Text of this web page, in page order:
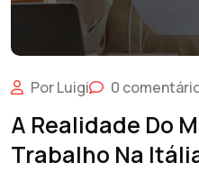
Por Luigi 0
A Realidade Do
Trabalho Na